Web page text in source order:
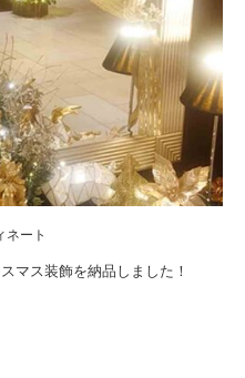
ネート
マス装飾を納品しました！